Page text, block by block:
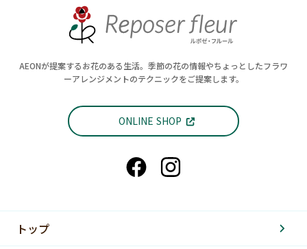
AEONが提案するお花のある生活。季節の花の情報やちょっとしたフラワ
ーアレンジメントのテクニックをご提案します。
ONLINE SHOP
トップ